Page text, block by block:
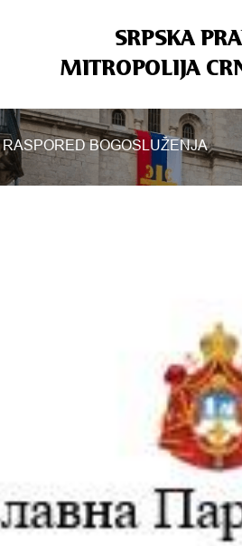
SRPSKA
MITROPOLIJA
RASPORED BOGOSLUŽENJA